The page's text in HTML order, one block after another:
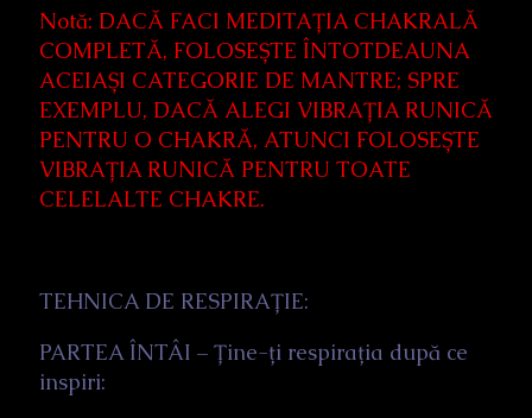
Notă: DACĂ FACI MEDITAȚIA CHAKRALĂ
COMPLETĂ, FOLOSEȘTE ÎNTOTDEAUNA
ACEIAȘI CATEGORIE DE MANTRE; SPRE
EXEMPLU, DACĂ ALEGI VIBRAȚIA RUNICĂ
PENTRU O CHAKRĂ, ATUNCI FOLOSEȘTE
VIBRAȚIA RUNICĂ PENTRU TOATE
CELELALTE CHAKRE.
TEHNICA DE RESPIRAȚIE:
PARTEA ÎNTÂI – Ține-ți respirația după ce
inspiri: